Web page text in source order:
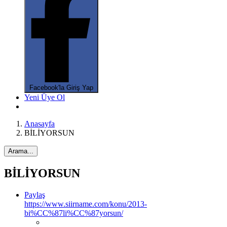
Facebook'la Giriş Yap
Yeni Üye Ol
Anasayfa
BİLİYORSUN
Arama...
BİLİYORSUN
Paylaş
https://www.siirname.com/konu/2013-
bi%CC%87li%CC%87yorsun/